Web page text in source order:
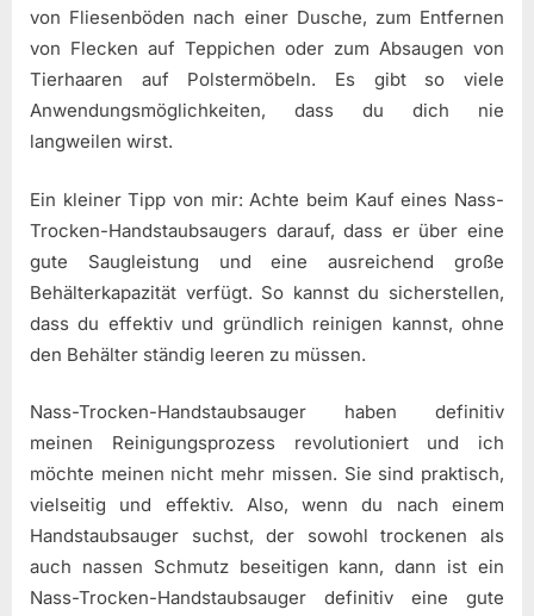
von Fliesenböden nach einer Dusche, zum Entfernen
von Flecken auf Teppichen oder zum Absaugen von
Tierhaaren auf Polstermöbeln. Es gibt so viele
Anwendungsmöglichkeiten, dass du dich nie
langweilen wirst.
Ein kleiner Tipp von mir: Achte beim Kauf eines Nass-
Trocken-Handstaubsaugers darauf, dass er über eine
gute Saugleistung und eine ausreichend große
Behälterkapazität verfügt. So kannst du sicherstellen,
dass du effektiv und gründlich reinigen kannst, ohne
den Behälter ständig leeren zu müssen.
Nass-Trocken-Handstaubsauger haben definitiv
meinen Reinigungsprozess revolutioniert und ich
möchte meinen nicht mehr missen. Sie sind praktisch,
vielseitig und effektiv. Also, wenn du nach einem
Handstaubsauger suchst, der sowohl trockenen als
auch nassen Schmutz beseitigen kann, dann ist ein
Nass-Trocken-Handstaubsauger definitiv eine gute